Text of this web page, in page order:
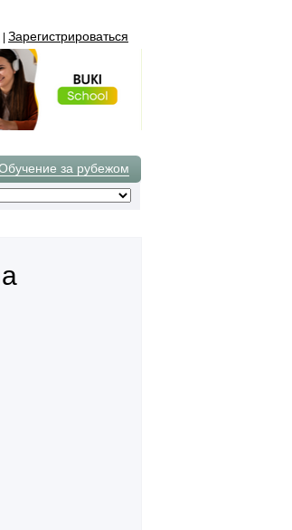
Зарегистрироваться
за рубежом